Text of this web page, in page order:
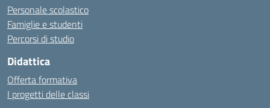
Personale scolastico
Famiglie e studenti
Percorsi di studio
Didattica
Offerta formativa
I progetti delle classi